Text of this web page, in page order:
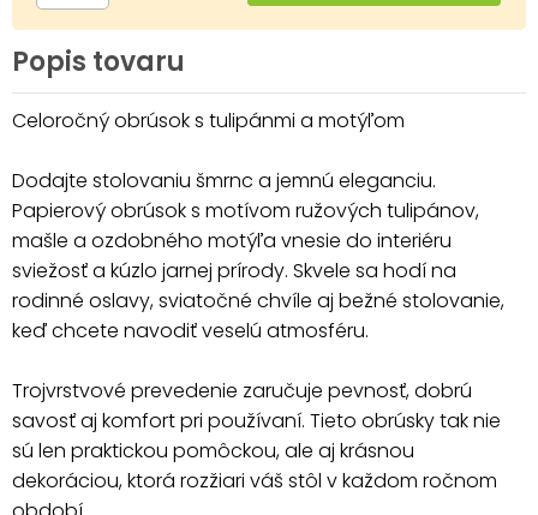
Popis tovaru
Celoročný obrúsok s tulipánmi a motýľom
Dodajte stolovaniu šmrnc a jemnú eleganciu.
Papierový obrúsok s motívom ružových tulipánov,
mašle a ozdobného motýľa vnesie do interiéru
sviežosť a kúzlo jarnej prírody. Skvele sa hodí na
rodinné oslavy, sviatočné chvíle aj bežné stolovanie,
keď chcete navodiť veselú atmosféru.
Trojvrstvové prevedenie zaručuje pevnosť, dobrú
savosť aj komfort pri používaní. Tieto obrúsky tak nie
sú len praktickou pomôckou, ale aj krásnou
dekoráciou, ktorá rozžiari váš stôl v každom ročnom